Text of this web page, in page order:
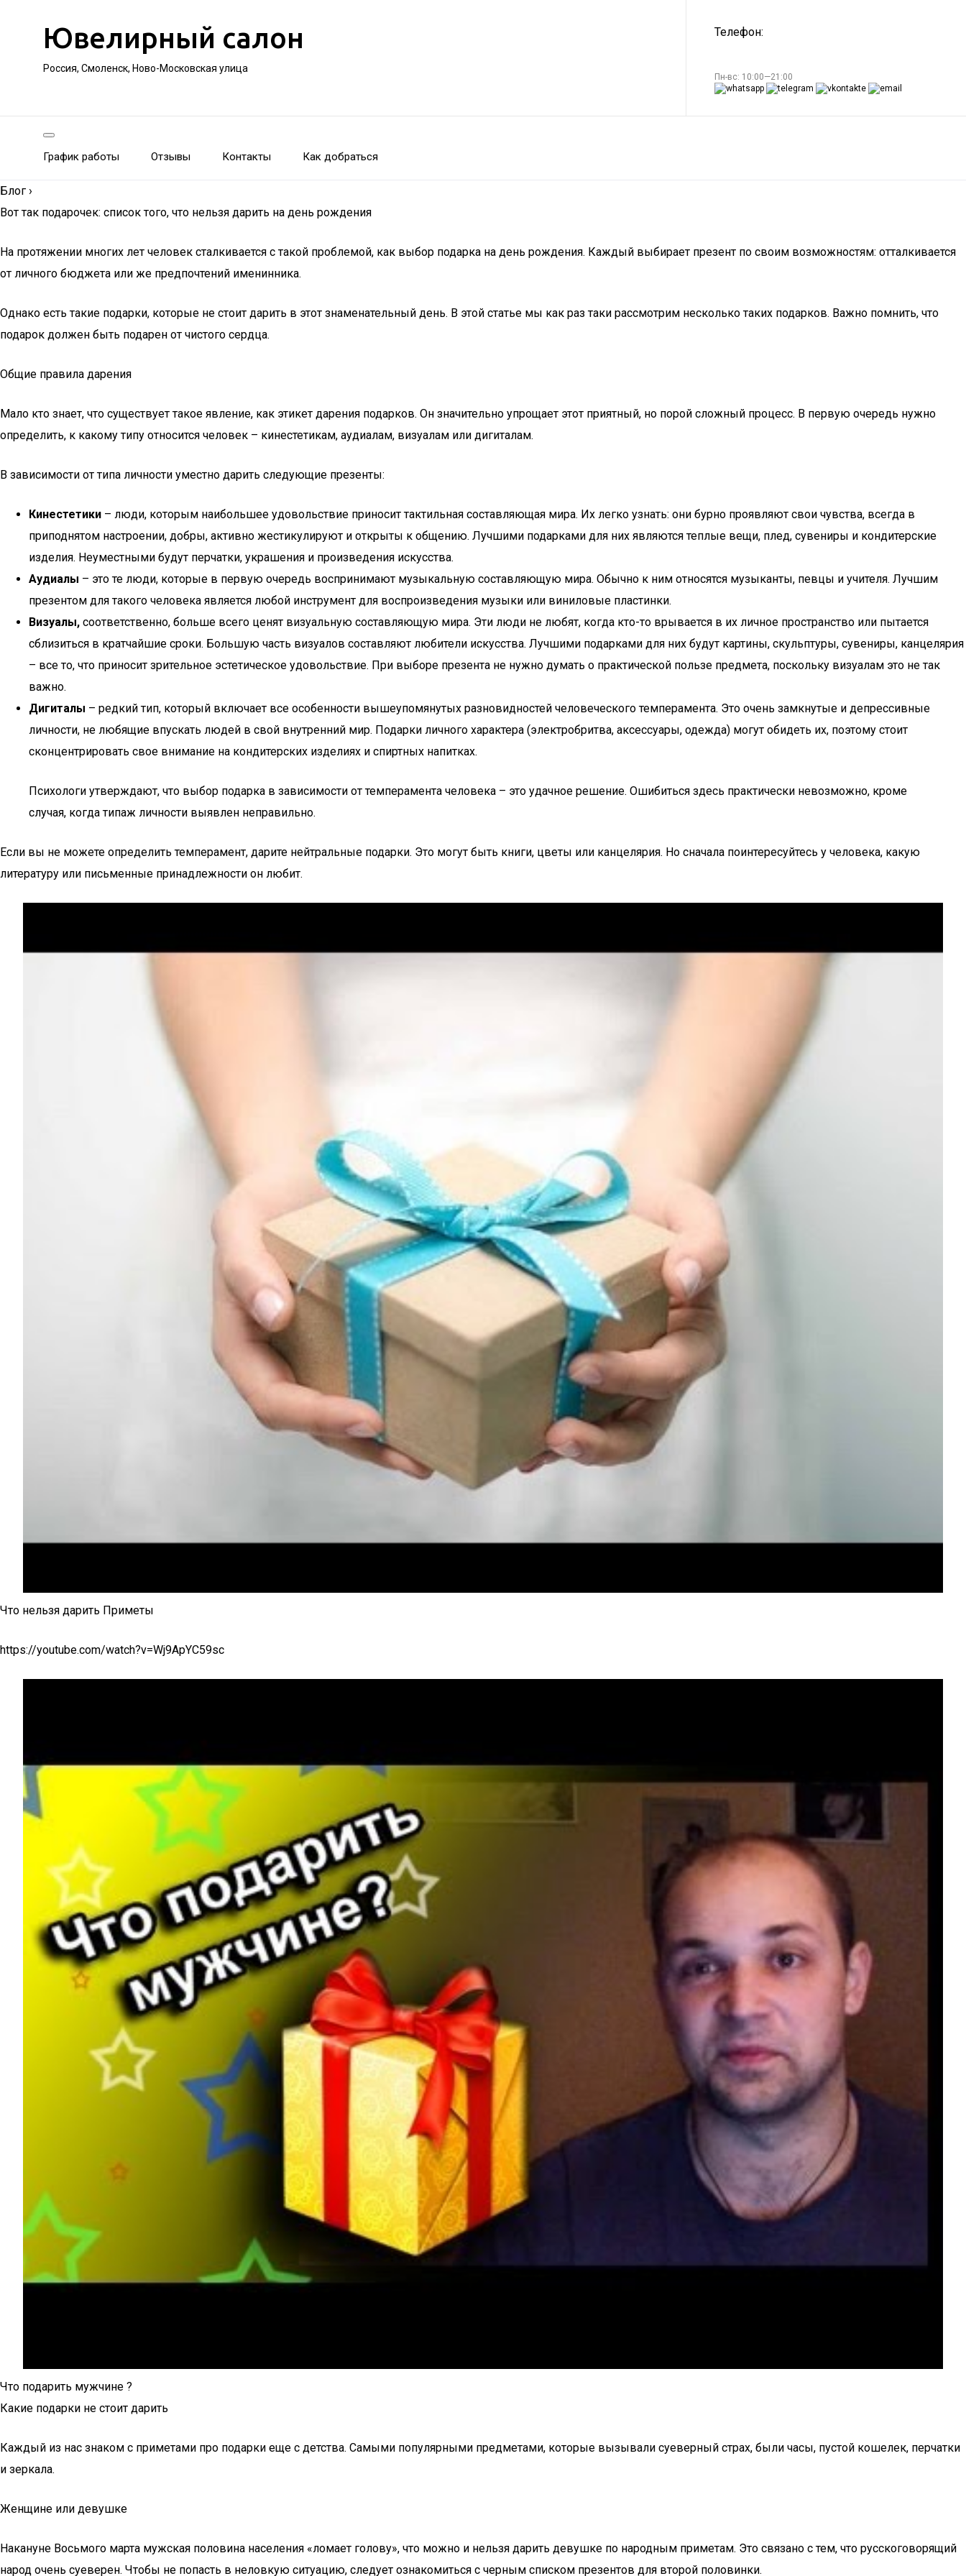
Ювелирный салон
Россия, Смоленск, Ново-Московская улица
Телефон:
Пн-вс: 10:00—21:00
График работы Отзывы Контакты Как добраться
Блог ›
Вот так подарочек: список того, что нельзя дарить на день рождения
На протяжении многих лет человек сталкивается с такой проблемой, как выбор подарка на день рождения. Каждый выбирает презент по своим возможностям: отталкивается
от личного бюджета или же предпочтений именинника.
Однако есть такие подарки, которые не стоит дарить в этот знаменательный день. В этой статье мы как раз таки рассмотрим несколько таких подарков. Важно помнить, что
подарок должен быть подарен от чистого сердца.
Общие правила дарения
Мало кто знает, что существует такое явление, как этикет дарения подарков. Он значительно упрощает этот приятный, но порой сложный процесс. В первую очередь нужно
определить, к какому типу относится человек – кинестетикам, аудиалам, визуалам или дигиталам.
В зависимости от типа личности уместно дарить следующие презенты:
Кинестетики – люди, которым наибольшее удовольствие приносит тактильная составляющая мира. Их легко узнать: они бурно проявляют свои чувства, всегда в
приподнятом настроении, добры, активно жестикулируют и открыты к общению. Лучшими подарками для них являются теплые вещи, плед, сувениры и кондитерские
изделия. Неуместными будут перчатки, украшения и произведения искусства.
Аудиалы – это те люди, которые в первую очередь воспринимают музыкальную составляющую мира. Обычно к ним относятся музыканты, певцы и учителя. Лучшим
презентом для такого человека является любой инструмент для воспроизведения музыки или виниловые пластинки.
Визуалы, соответственно, больше всего ценят визуальную составляющую мира. Эти люди не любят, когда кто-то врывается в их личное пространство или пытается
сблизиться в кратчайшие сроки. Большую часть визуалов составляют любители искусства. Лучшими подарками для них будут картины, скульптуры, сувениры, канцелярия
– все то, что приносит зрительное эстетическое удовольствие. При выборе презента не нужно думать о практической пользе предмета, поскольку визуалам это не так
важно.
Дигиталы – редкий тип, который включает все особенности вышеупомянутых разновидностей человеческого темперамента. Это очень замкнутые и депрессивные
личности, не любящие впускать людей в свой внутренний мир. Подарки личного характера (электробритва, аксессуары, одежда) могут обидеть их, поэтому стоит
сконцентрировать свое внимание на кондитерских изделиях и спиртных напитках.
Психологи утверждают, что выбор подарка в зависимости от темперамента человека – это удачное решение. Ошибиться здесь практически невозможно, кроме
случая, когда типаж личности выявлен неправильно.
Если вы не можете определить темперамент, дарите нейтральные подарки. Это могут быть книги, цветы или канцелярия. Но сначала поинтересуйтесь у человека, какую
литературу или письменные принадлежности он любит.
Что нельзя дарить Приметы
https://youtube.com/watch?v=Wj9ApYC59sc
Что подарить мужчине ?
Какие подарки не стоит дарить
Каждый из нас знаком с приметами про подарки еще с детства. Самыми популярными предметами, которые вызывали суеверный страх, были часы, пустой кошелек, перчатки
и зеркала.
Женщине или девушке
Накануне Восьмого марта мужская половина населения «ломает голову», что можно и нельзя дарить девушке по народным приметам. Это связано с тем, что русскоговорящий
народ очень суеверен. Чтобы не попасть в неловкую ситуацию, следует ознакомиться с черным списком презентов для второй половинки.